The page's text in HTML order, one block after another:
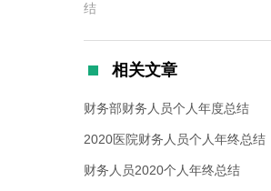
结
相关文章
财务部财务人员个人年度总结
2020医院财务人员个人年终总结
财务人员2020个人年终总结